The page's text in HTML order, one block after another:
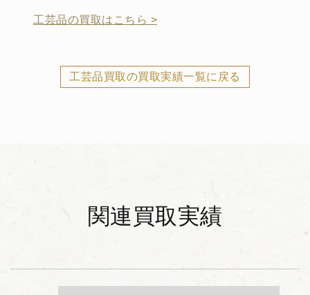
工芸品の買取はこちら >
工芸品買取の買取実績一覧に戻る
関連買取実績